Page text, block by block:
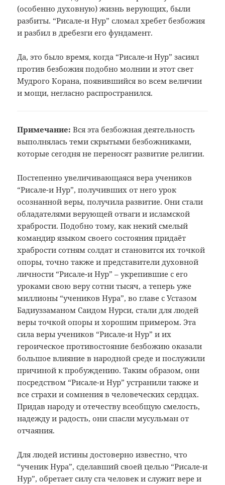
(особенно духовную) жизнь верующих, были
разбиты. “Рисале-и Нур” сломал хребет безбожия
и разбил в дребезги его фундамент.
Да, это было время, когда “Рисале-и Нур” засиял
против безбожия подобно молнии и этот свет
Мудрого Корана, появившийся во всем величии
и мощи, негласно распространился.
Примечание: Вся эта безбожная деятельность
выполнялась теми скрытыми безбожниками,
которые сегодня не переносят развитиерелигии.
Постепенно увеличивающаяся вера учеников
“Рисале-и Нур”, получивших от него урок
осознанной веры, получила развитие. Они стали
обладателями верующей отваги и исламской
храбрости. Подобно тому, как некий смелый
командир языком своего состояния придаёт
храбрости сотням солдат и становится их точкой
опоры, точно также и представители духовной
личности “Рисале-и Нур” – укрепившие с его
уроками свою веру сотни тысяч, а теперь уже
миллионы “учеников Нура”, во главе с Устазом
Бадиуззаманом Саидом Нурси, стали для людей
веры точкой опоры и хорошим примером. Эта
сила веры учеников “Рисале-и Нур” и их
героическое противостояние безбожию оказали
большое влияние в народной среде и послужили
причиной к пробуждению. Таким образом, они
посредством “Рисале-и Нур” устранили также и
все страхи и сомнения в человеческих сердцах.
Придав народу и отечеству всеобщую смелость,
надежду и радость, они спасли мусульман от
отчаяния.
Для людей истины достоверно известно, что
“ученик Нура”, сделавший своей целью “Рисале-и
Нур”, обретает силу ста человек и служит вере и